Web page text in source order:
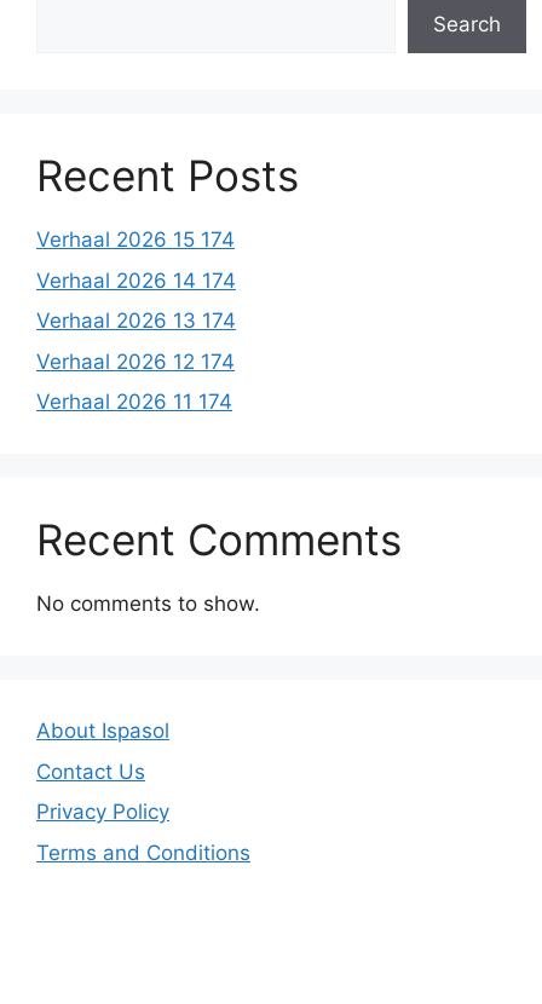
Search
Recent Posts
Verhaal 2026 15 174
Verhaal 2026 14 174
Verhaal 2026 13 174
Verhaal 2026 12 174
Verhaal 2026 11 174
Recent Comments
No comments to show.
About Ispasol
Contact Us
Privacy Policy
Terms and Conditions